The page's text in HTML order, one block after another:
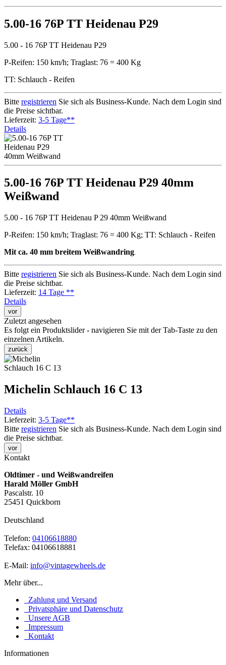
5.00-16 76P TT Heidenau P29
5.00 - 16 76P TT Heidenau P29
P-Reifen: 150 km/h; Traglast: 76 = 400 Kg
TT: Schlauch - Reifen
Bitte registrieren Sie sich als Business-Kunde. Nach dem Login sind
die Preise sichtbar.
Lieferzeit: 3-5 Tage**
Details
5.00-16 76P TT Heidenau P29 40mm
Weißwand
5.00 - 16 76P TT Heidenau P 29 40mm Weißwand
P-Reifen: 150 km/h; Traglast: 76 = 400 Kg; TT: Schlauch - Reifen
Mit ca. 40 mm breitem Weißwandring
Bitte registrieren Sie sich als Business-Kunde. Nach dem Login sind
die Preise sichtbar.
Lieferzeit: 14 Tage **
Details
vor
Zuletzt angesehen
Es folgt ein Produktslider - navigieren Sie mit der Tab-Taste zu den
einzelnen Artikeln.
zurück
Michelin Schlauch 16 C 13
Details
Lieferzeit: 3-5 Tage**
Bitte registrieren Sie sich als Business-Kunde. Nach dem Login sind
die Preise sichtbar.
vor
Kontakt
Oldtimer - und Weißwandreifen
Harald Möller GmbH
Pascalstr. 10
25451 Quickborn
Deutschland
Telefon: 04106618880
Telefax: 04106618881
E-Mail: info@vintagewheels.de
Mehr über...
Zahlung und Versand
Privatsphäre und Datenschutz
Unsere AGB
Impressum
Kontakt
Informationen